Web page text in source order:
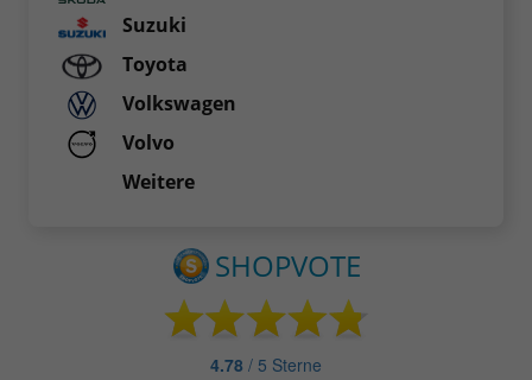
Suzuki
Toyota
Volkswagen
Volvo
Weitere